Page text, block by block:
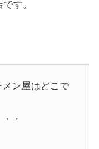
す。
ン屋はどこで
・